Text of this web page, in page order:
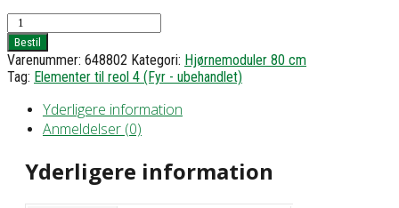
Hjørnereol
4
med
3
hylder
b65x63
antal
Bestil
Varenummer: 648802 Kategori: Hjørnemoduler 80 cm
Tag: Elementer til reol 4 (Fyr - ubehandlet)
Yderligere information
Anmeldelser (0)
Yderligere information